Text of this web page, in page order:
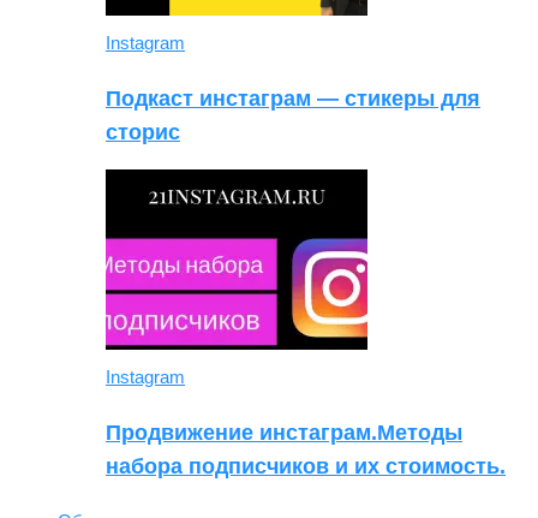
Instagram
Подкаст инстаграм — стикеры для
сторис
Instagram
Продвижение инстаграм.Методы
набора подписчиков и их стоимость.